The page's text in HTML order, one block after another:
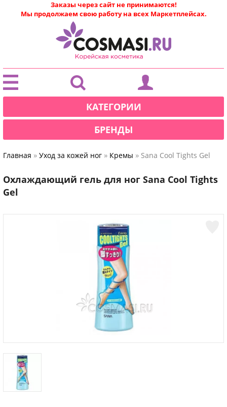
|
Заказы через сайт не принимаются!
Мы продолжаем свою работу на всех Маркетплейсах.
КАТЕГОРИИ
БРЕНДЫ
Главная » Уход за кожей ног » Кремы » Sana Cool Tights Gel
Охлаждающий гель для ног Sana Cool Tights
Gel